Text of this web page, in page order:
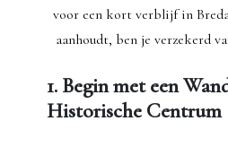
voor een kort verblijf in
aanhoudt, ben je verzekerd
1. Begin met een
Historische Centrum